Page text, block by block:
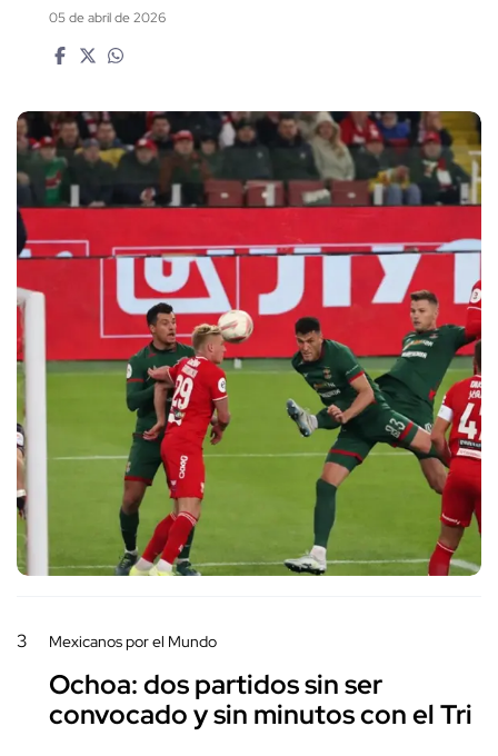
05 de abril de 2026
3 Mexicanos por el Mundo
Ochoa: dos partidos sin ser
convocado y sin minutos con el Tri